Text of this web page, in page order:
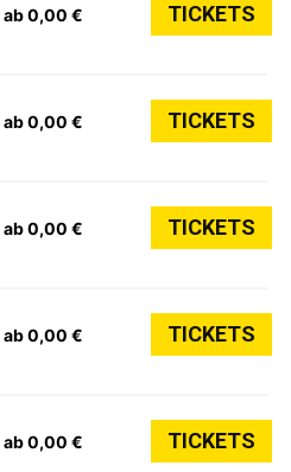
ab 0,00 € TICKETS
ab 0,00 € TICKETS
ab 0,00 € TICKETS
ab 0,00 € TICKETS
ab 0,00 € TICKETS